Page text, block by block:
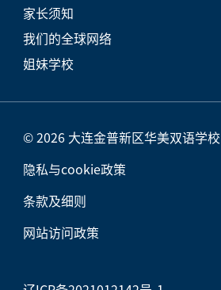
家长须知
我们的全球网络
姐妹学校
© 2026 大连金普新区华美双语学校
隐私与cookie政策
条款及细则
网站访问政策